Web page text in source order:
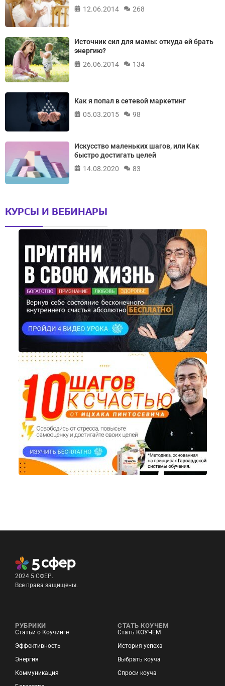
12.06.2014
268
Источник сил для мамы: откуда ей брать
энергию?
26.06.2014
134
Как я попал в сетевой маркетинг
05.03.2015
98
Искусство маленьких шагов, или Как
быстро достигать целей
14.08.2020
83
КУРСЫ И ВЕБИНАРЫ
2024 5 СФЕР.
Все права защищены.
РУБРИКИ
Статьи о Коучинге
Эффективность
Энергия
Коммуникация
СТАТЬ КОУЧЕМ
Стать КОУЧЕМ
История успеха
Выбрать коуча
Спроси коуча